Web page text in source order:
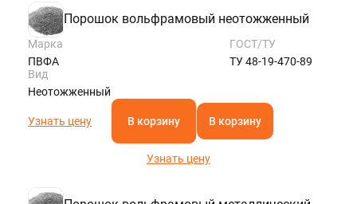
Порошок вольфрамовый неотожженный
Марка
ПВФА
ГОСТ/ТУ
ТУ 48-19-470-89
Вид
Неотожженный
Узнать цену В корзину В корзину
Узнать цену